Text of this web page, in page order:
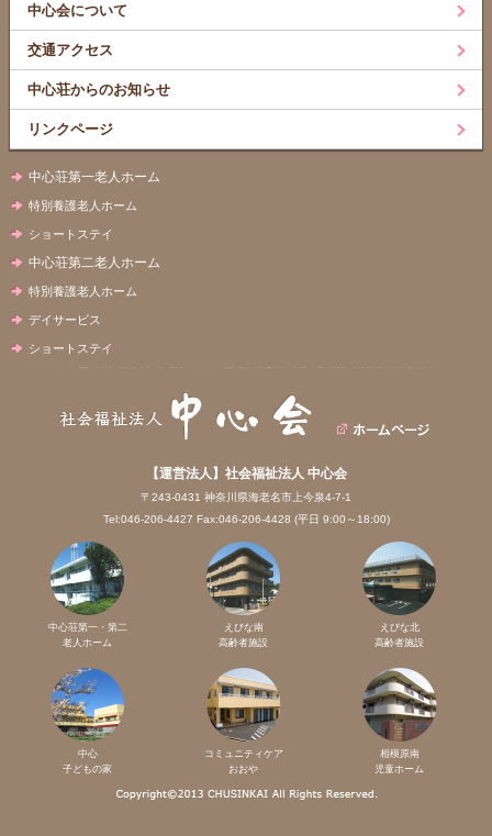
中心会について
交通アクセス
中心荘からのお知らせ
リンクページ
中心荘第一老人ホーム
特別養護老人ホーム
ショートステイ
中心荘第二老人ホーム
特別養護老人ホーム
デイサービス
ショートステイ
【運営法人】社会福祉法人 中心会
〒243-0431 神奈川県海老名市上今泉4-7-1
Tel:046-206-4427 Fax:046-206-4428 (平日 9:00～18:00)
中心荘第一・第二
老人ホーム
えびな南
高齢者施設
えびな北
高齢者施設
中心
子どもの家
コミュニティケア
おおや
相模原南
児童ホーム